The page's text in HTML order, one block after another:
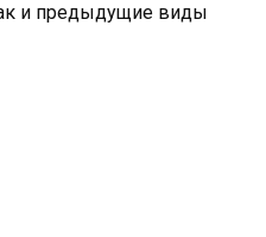
и предыдущие виды